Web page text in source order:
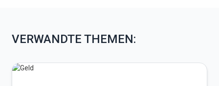
VERWANDTE THEMEN: